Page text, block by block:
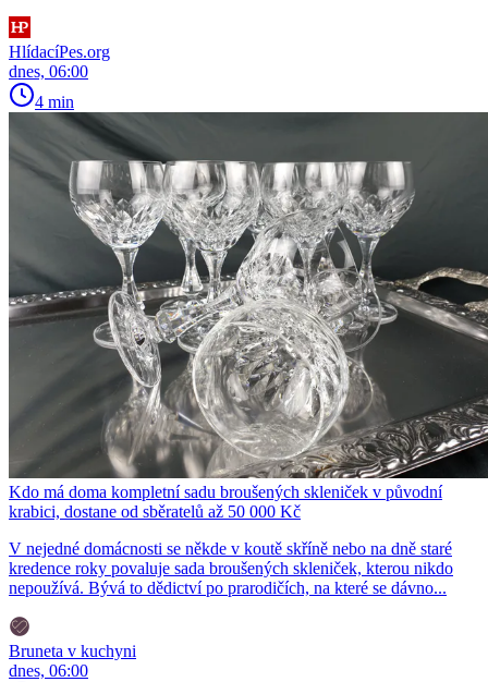
HlídacíPes.org
dnes, 06:00
4 min
Kdo má doma kompletní sadu broušených skleniček v původní
krabici, dostane od sběratelů až 50 000 Kč
V nejedné domácnosti se někde v koutě skříně nebo na dně staré
kredence roky povaluje sada broušených skleniček, kterou nikdo
nepoužívá. Bývá to dědictví po prarodičích, na které se dávno...
Bruneta v kuchyni
dnes, 06:00